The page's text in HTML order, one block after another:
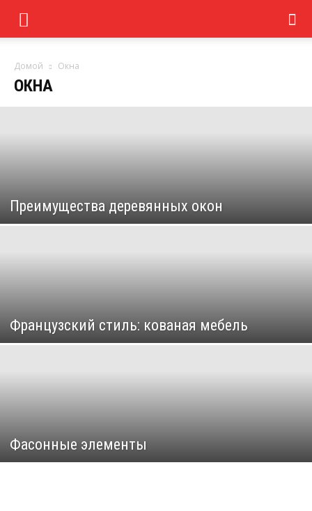
Домой Окна
ОКНА
Преимущества деревянных окон
Французский стиль: кованая мебель
Фасонные элементы